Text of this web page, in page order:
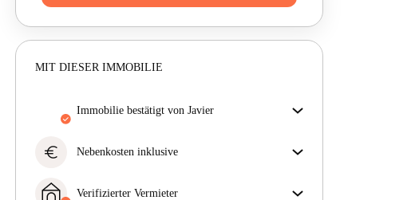
MIT DIESER IMMOBILIE
Immobilie bestätigt von Javier
überprüft. So stellen wir sicher, dass du genau das
Mehr über die Verifizierung
euro Nebenkosten inklusive
– Miete und Betriebskosten in einem für ein
Verifizierter Vermieter